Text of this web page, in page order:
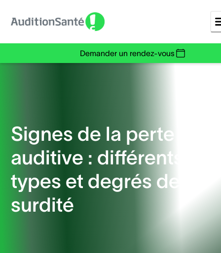
Demander un rendez-vous
Signes de la perte
auditive : différents
types et degrés de
surdité